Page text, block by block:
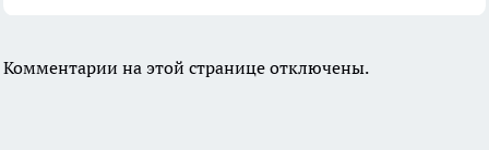
Комментарии на этой странице отключены.